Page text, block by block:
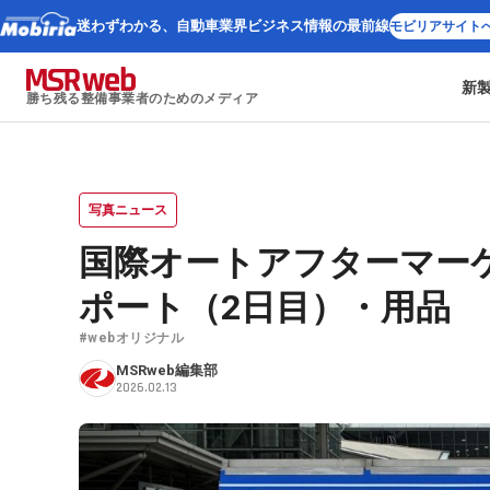
迷わずわかる、 自動車業界ビジネス情報の最前線モビリアサイト
勝ち残る整備事業者のためのメディア
新
写真ニュース
国際オートアフターマー
ポート（2日目）・用品
#webオリジナル
MSRweb編集部
2026.02.13